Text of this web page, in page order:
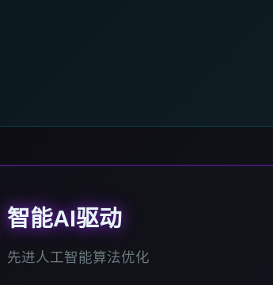
智能AI驱动
先进人工智能算法优化